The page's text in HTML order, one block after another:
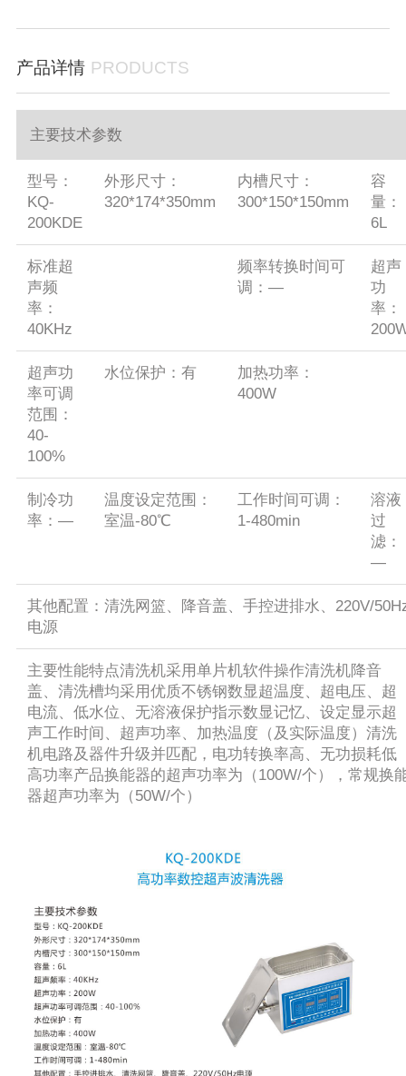
产品详情 PRODUCTS
主要技术参数
型号：
KQ-
200KDE
外形尺寸：
320*174*350mm
内槽尺寸：
300*150*150mm
容
量：
6L
标准超
声频
率：
40KHz
频率转换时间可
调：—
超声
功
率：
超声功
率可调
范围：
40-
100%
水位保护：有
加热功率：
400W
制冷功
率：—
温度设定范围：
室温-80℃
工作时间可调：
1-480min
溶液
过
滤：
—
其他配置：清洗网篮、降音盖、手控进排水、220V/
电源
主要性能特点清洗机采用单片机软件操作清洗机降音
盖、清洗槽均采用优质不锈钢数显超温度、超电压、超
电流、低水位、无溶液保护指示数显记忆、设定显示超
声工作时间、超声功率、加热温度（及实际温度）清洗
机电路及器件升级并匹配，电功转换率高、无功损耗低
高功率产品换能器的超声功率为（100W/个），常规换
器超声功率为（50W/个）